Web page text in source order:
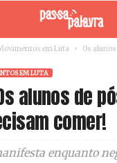
em Luta
Os
EM LUTA
alunos de
comer!
enquanto